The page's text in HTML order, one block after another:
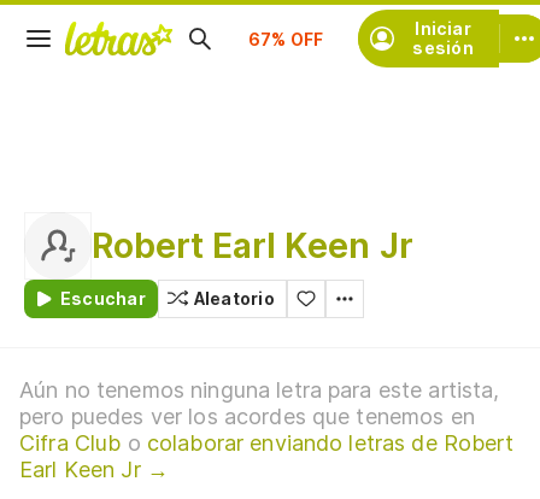
Iniciar
sesión
Suscríbete
Robert Earl Keen Jr
Escuchar Aleatorio
Aún no tenemos ninguna letra para este artista,
pero puedes ver los acordes que tenemos en
Cifra Club o colaborar enviando letras de Robert
Earl Keen Jr →